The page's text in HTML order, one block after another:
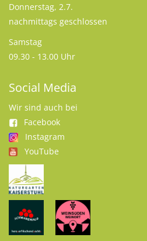
Donnerstag, 2.7.
nachmittags geschlossen
Samstag
09.30 - 13.00 Uhr
Social Media
Wir sind auch bei
Facebook
Instagram
YouTube